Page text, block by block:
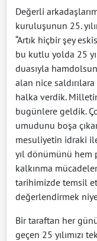
Değerli
kuruluşunun 25.
“Artık hiçbir şey
bu kutlu yolda 25
duasıyla
alan nice saldırılara
halka verdik.
bugünlere geldik.
umudunu boşa
mesuliyetin idraki
yıl dönümünü hem
kalkınma
tarihimizde temsil
değerlendirmek
Bir taraftan her
geçen 25 yılımızı